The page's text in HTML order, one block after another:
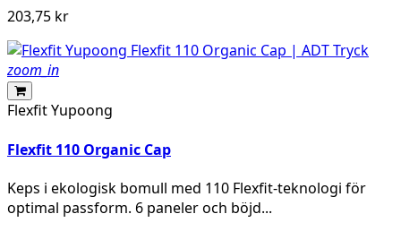
203,75 kr
zoom_in
Flexfit Yupoong
Flexfit 110 Organic Cap
Keps i ekologisk bomull med 110 Flexfit-teknologi för
optimal passform. 6 paneler och böjd...